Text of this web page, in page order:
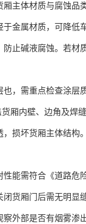
主体材质与腐蚀
金属材质，可降低
止碱液腐蚀。若材
，需重点检查涂
厢内壁、边角及
损坏货厢主体结构。​
能需符合《道路
货厢门后需无明
外部是否有烟雾渗